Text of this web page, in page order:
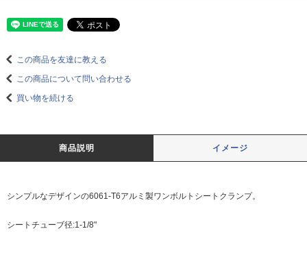
この商品を友達に教える
この商品について問い合わせる
買い物を続ける
商品説明 イメージ
シンプルなデザインの6061-T6アルミ製ワンボルトシートクランプ。
シートチューブ径:1-1/8"